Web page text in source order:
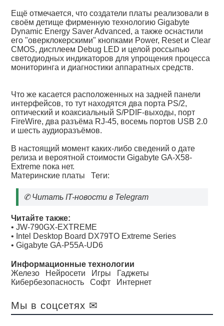
Ещё отмечается, что создатели платы реализовали в
своём детище фирменную технологию Gigabyte
Dynamic Energy Saver Advanced, а также оснастили
его "оверклокерскими" кнопками Power, Reset и Clear
CMOS, дисплеем Debug LED и целой россыпью
светодиодных индикаторов для упрощения процесса
мониторинга и диагностики аппаратных средств.
Что же касается расположенных на задней панели
интерфейсов, то тут находятся два порта PS/2,
оптический и коаксиальный S/PDIF-выходы, порт
FireWire, два разъёма RJ-45, восемь портов USB 2.0
и шесть аудиоразъёмов.
В настоящий момент каких-либо сведений о дате
релиза и вероятной стоимости Gigabyte GA-X58-
Extreme пока нет.
Материнские платы Теги:
✆Читать IT-новости в Telegram
Читайте также:
•JW-790GX-EXTREME
• Intel Desktop Board DX79TO Extreme Series
•Gigabyte GA-P55A-UD6
Информационные технологии
Железо
Нейросети Игры
Гаджеты
Кибербезопасность
Софт Интернет
Мы в соцсетях ✉